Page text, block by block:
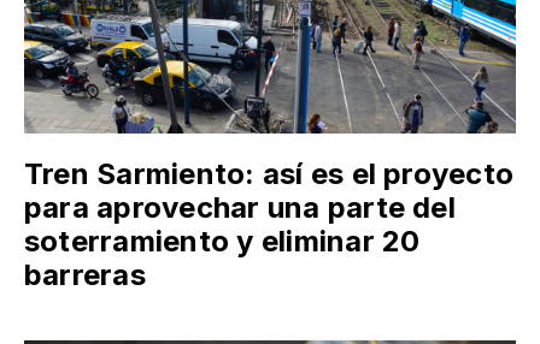
Tren Sarmiento: así es el proyecto
para aprovechar una parte del
soterramiento y eliminar 20
barreras